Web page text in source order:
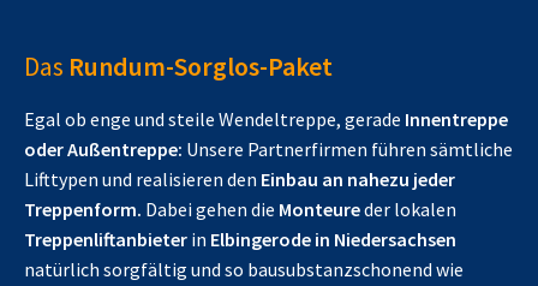
Das Rundum-Sorglos-Paket
Egal ob enge und steile Wendeltreppe, gerade Innentreppe
oder Außentreppe: Unsere Partnerfirmen führen sämtliche
Lifttypen und realisieren den Einbau an nahezu jeder
Treppenform. Dabei gehen die Monteureder lokalen
Treppenliftanbieter in Elbingerode in Niedersachsen
natürlich sorgfältig und so bausubstanzschonend wie